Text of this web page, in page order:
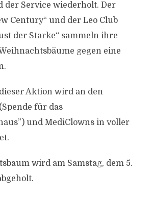
der Service wiederholt. Der
Century“ und der Leo Club
der Starke“ sammeln ihre
gegen eine
Aktion wird an den
für das
und MediClowns in voller
wird am Samstag, dem 5.